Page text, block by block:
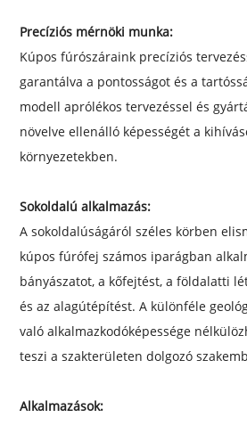
Precíziós mérnöki munka:
Kúpos fúrószáraink precíziós
garantálva a pontosságot és a
modell aprólékos tervezéssel és
növelve ellenálló képességét a
környezetekben.
Sokoldalú alkalmazás:
A sokoldalúságáról széles körben
kúpos fúrófej számos iparágban
bányászatot, a kőfejtést, a földalatti
és az alagútépítést. A különféle
való alkalmazkodóképessége
teszi a szakterületen dolgozó
Alkalmazások: